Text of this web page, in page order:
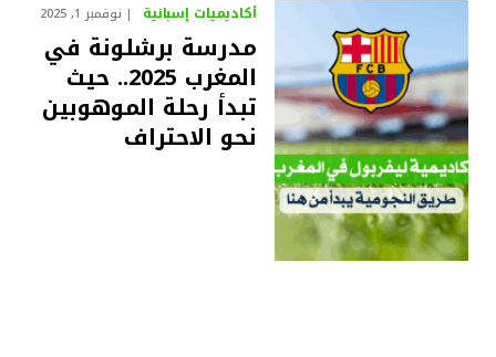
أكاديميات إسبانية نوفمبر 1, 2025
مدرسة برشلونة في
المغرب 2025.. حيث
تبدأ رحلة الموهوبين
نحو الاحتراف